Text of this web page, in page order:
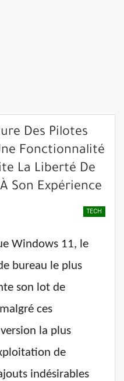
Des Pilotes
Fonctionnalité
La Liberté De
Son Expérience
TECH
Windows 11, le
bureau le plus
son lot de
ces
la plus
de
indésirables